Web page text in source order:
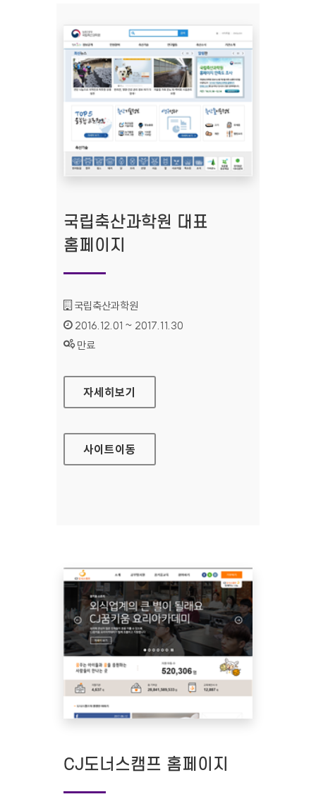
국립축산과학원 대표
홈페이지
기관명 :
국립축산과학원
인증기간 :
2016.12.01 ~ 2017.11.30
상태 :
만료
국립축산과학원 대표 홈페이지
자세히보기
사이트이동
CJ도너스캠프 홈페이지